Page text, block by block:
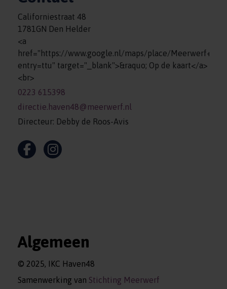
Californiestraat 48
1781GN Den Helder
<a
href="https://www.google.nl/maps/place/
entry=ttu" target="_blank">&raquo; Op de kaart</a>
<br>
0223 615398
directie.haven48@meerwerf.nl
Directeur: Debby de Roos-Avis
Algemeen
© 2025, IKC Haven48
Samenwerking van Stichting Meerwerf